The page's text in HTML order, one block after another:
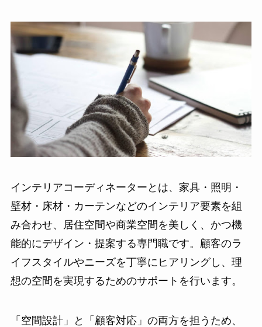
インテリアコーディネーターとは、家具・照明・
壁材・床材・カーテンなどのインテリア要素を組
み合わせ、居住空間や商業空間を美しく、かつ機
能的にデザイン・提案する専門職です。顧客のラ
イフスタイルやニーズを丁寧にヒアリングし、理
想の空間を実現するためのサポートを行います。
「空間設計」と「顧客対応」の両方を担うため、